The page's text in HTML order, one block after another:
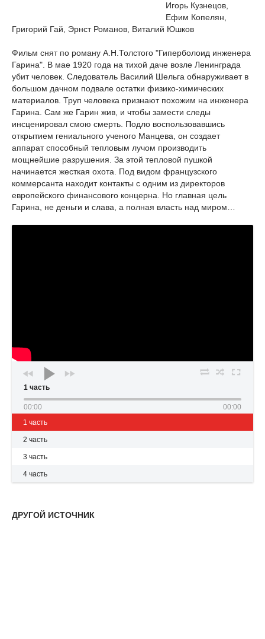
Игорь Кузнецов,
Ефим Копелян,
Григорий Гай, Эрнст Романов, Виталий Юшков
Фильм снят по роману А.Н.Толстого "Гиперболоид инженера
Гарина". В мае 1920 года на тихой даче возле Ленинграда
убит человек. Следователь Василий Шельга обнаруживает в
большом дачном подвале остатки физико-химических
материалов. Труп человека признают похожим на инженера
Гарина. Сам же Гарин жив, и чтобы замести следы
инсценировал смою смерть. Подло воспользовавшись
открытием гениального ученого Манцева, он создает
аппарат способный тепловым лучом производить
мощнейшие разрушения. За этой тепловой пушкой
начинается жесткая охота. Под видом французского
коммерсанта находит контакты с одним из директоров
европейского финансового концерна. Но главная цель
Гарина, не деньги и слава, а полная власть над миром…
1 часть
00:00
00:00
1 часть
2 часть
3 часть
4 часть
ДРУГОЙ ИСТОЧНИК